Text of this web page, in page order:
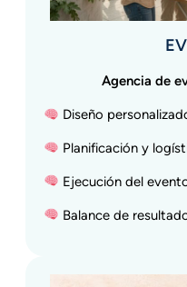
Agencia de
Diseño
Planificación y
Ejecución del
Balance de